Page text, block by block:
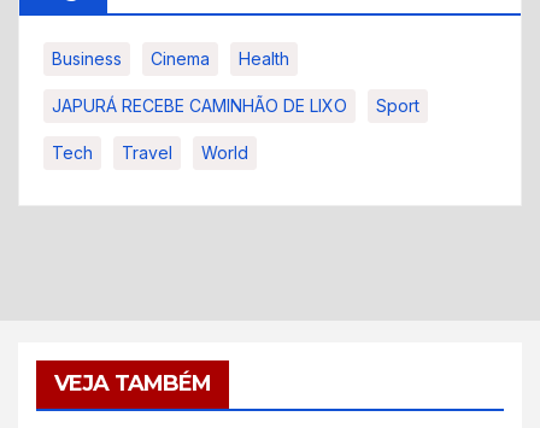
Business Cinema Health
JAPURÁ RECEBE CAMINHÃO DE LIXO Sport
Tech Travel World
VEJA TAMBÉM